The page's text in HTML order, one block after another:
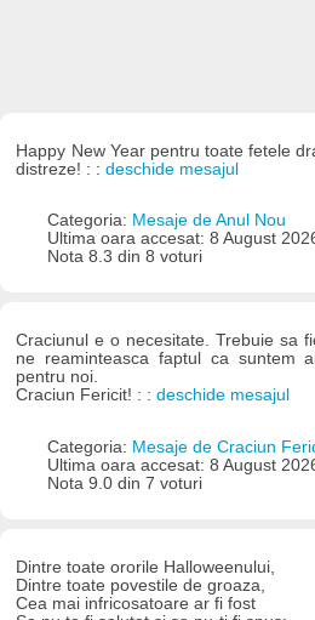
Happy New Year pentru toate fetele
distreze! : :deschide mesajul
Categoria: Mesaje de Anul Nou
Ultima oara accesat: 8 August
Nota 8.3 din 8 voturi
Craciunul e o necesitate. Trebuie sa
ne reaminteasca faptul ca suntem
pentru noi.
Craciun Fericit! : :deschide mesajul
Categoria: Mesaje de Craciun
Ultima oara accesat: 8 August
Nota 9.0 din 7 voturi
Dintre toate ororile Halloweenului,
Dintre toate povestile de groaza,
Cea mai infricosatoare ar fi fost